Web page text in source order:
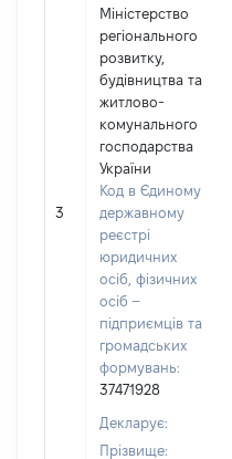
3
Міністерство
регіонального
розвитку,
будівництва та
житлово-
комунального
господарства
України
Код в Єдиному
державному
реєстрі
юридичних
осіб, фізичних
осіб –
підприємців та
громадських
формувань:
37471928
Декларує:
Прізвище: